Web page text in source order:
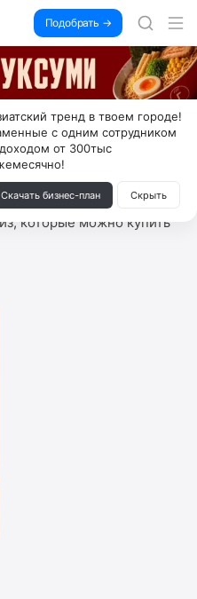
Подобрать →
на Авито, дома ни
ни склада, зато каждый месяц
которые можно купить
тренд в твоем городе!
с одним сотрудником
от 300тыс
Скачать бизнес-план Скрыть